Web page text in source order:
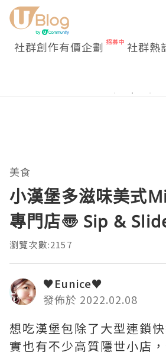
社群創作有價企劃 社群熱
美食
小漢堡多滋味美式
專門店〠 Sip &
瀏覽次數:2157
♥Eunice♥
發佈於 2022.02.08
想吃漢堡包除了大型連鎖
實也有不少高質隱世小店